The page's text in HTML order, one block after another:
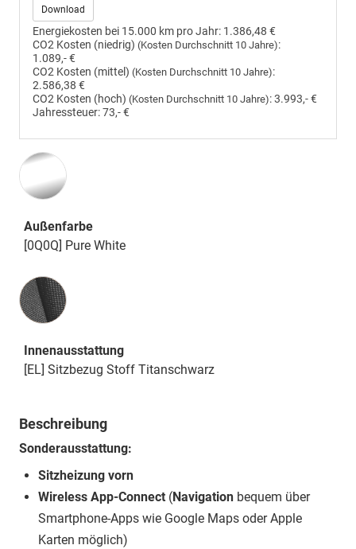
Download
Energiekosten bei 15.000 km pro Jahr: 1.386,48 €
CO2 Kosten (niedrig) (Kosten Durchschnitt 10 Jahre):
1.089,- €
CO2 Kosten (mittel) (Kosten Durchschnitt 10 Jahre):
2.586,38 €
CO2 Kosten (hoch) (Kosten Durchschnitt 10 Jahre):3.993,- €
Jahressteuer:73,- €
Außenfarbe
[0Q0Q] Pure White
Innenausstattung
Innenausstattung
[EL] Sitzbezug Stoff Titanschwarz
Beschreibung
Sonderausstattung:
Sitzheizung vorn
Wireless App-Connect (Navigation bequem über
Smartphone-Apps wie Google Maps oder Apple
Karten möglich)